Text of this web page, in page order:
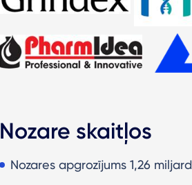
Nozare skaitļos
Nozares apgrozījums 1,26